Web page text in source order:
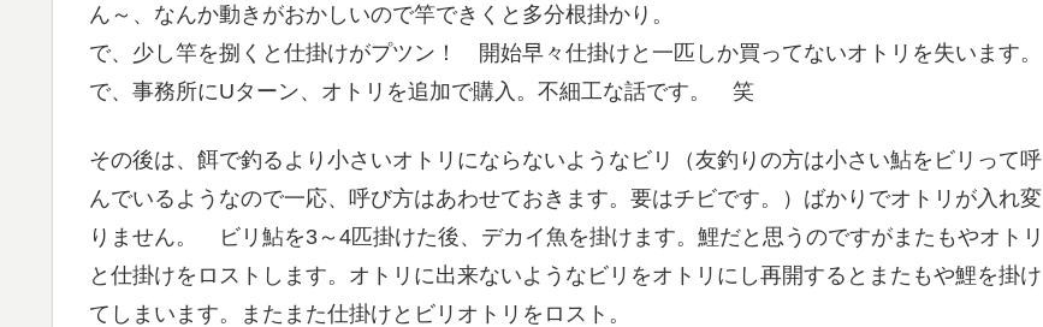
ん～、なんか動きがおかしいので竿できくと多分根掛かり。
で、少し竿を捌くと仕掛けがプツン！ 開始早々仕掛けと一匹しか買ってないオトリを失います。
で、事務所にUターン、オトリを追加で購入。不細工な話です。 笑
その後は、餌で釣るより小さいオトリにならないようなビリ（友釣りの方は小さい鮎をビリって呼
んでいるようなので一応、呼び方はあわせておきます。要はチビです。）ばかりでオトリが入れ変
りません。 ビリ鮎を3～4匹掛けた後、デカイ魚を掛けます。鯉だと思うのですがまたもやオトリ
と仕掛けをロストします。オトリに出来ないようなビリをオトリにし再開するとまたもや鯉を掛け
てしまいます。またまた仕掛けとビリオトリをロスト。